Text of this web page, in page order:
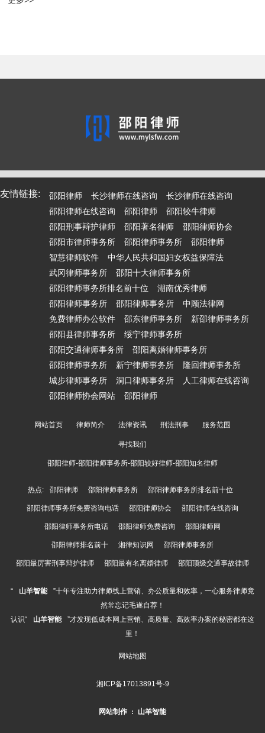
友情链接: 邵阳律师 长沙律师在线咨询
长沙律师在线咨询
邵阳律师在线咨询
邵阳律师
邵阳较牛律师
邵阳刑事辩护律师
邵阳著名律师
邵阳律师协会
邵阳市律师事务所
邵阳律师事务所
邵阳律师
智慧律师软件
中华人民共和国妇女权益保障法
武冈律师事务所
邵阳十大律师事务所
邵阳律师事务所排名前十位
湖南优秀律师
邵阳律师事务所
邵阳律师事务所
中顾法律网
免费律师办公软件
邵东律师事务所
新邵律师事务所
邵阳县律师事务所
绥宁律师事务所
邵阳交通律师事务所
邵阳离婚律师事务所
邵阳律师事务所
新宁律师事务所
隆回律师事务所
城步律师事务所
洞口律师事务所
人工律师在线咨询
邵阳律师协会网站
邵阳律师
网站首页 律师简介 法律资讯 刑法刑事 服务范围
寻找我们
邵阳律师-邵阳律师事务所-邵阳较好律师-邵阳知名律师
热点: 邵阳律师 邵阳律师事务所 邵阳律师事务所排名前十位
邵阳律师事务所免费咨询电话 邵阳律师协会 邵阳律师在线咨询
邵阳律师事务所电话 邵阳律师免费咨询 邵阳律师网
邵阳律师排名前十 湘律知识网 邵阳律师事务所
邵阳最厉害刑事辩护律师 邵阳最有名离婚律师 邵阳顶级交通事故律师
“ 山羊智能
”十年专注助力律师线上营销、办公质量和效率，一心服务律师竟
然常忘记毛遂自荐！
认识“
山羊智能
”才发现低成本网上营销、高质量、高效率办案的秘密都在这
里！
网站地图
湘ICP备17013891号-9
网站制作 : 山羊智能